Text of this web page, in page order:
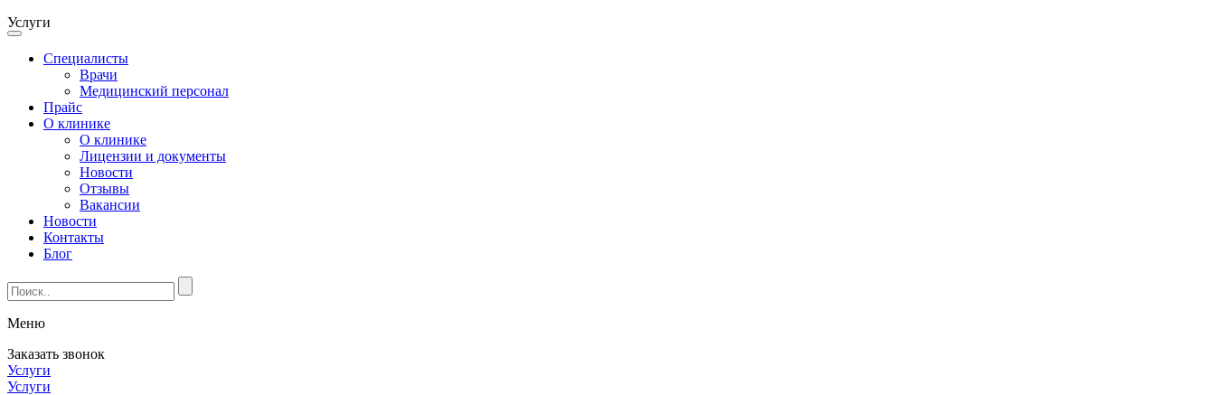
Услуги
Специалисты
Врачи
Медицинский персонал
Прайс
О клинике
О клинике
Лицензии и документы
Новости
Отзывы
Вакансии
Новости
Контакты
Блог
Меню
Заказать звонок
Услуги
Услуги